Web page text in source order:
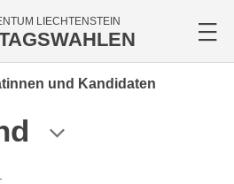
LIECHTENSTEIN
und Kandidaten